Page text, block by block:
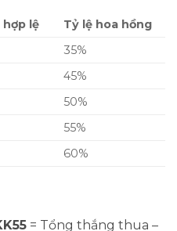
hợp lệ Tỷ lệ hoa hồng
35%
45%
50%
55%
60%
= Tổng thắng thua –